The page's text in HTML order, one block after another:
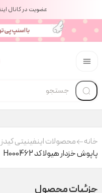
عضویت در کانال
خانه محصولات اینفینیتی کیدز
پاپوش خزدار هیولا کد H000462
جزئیات محصول